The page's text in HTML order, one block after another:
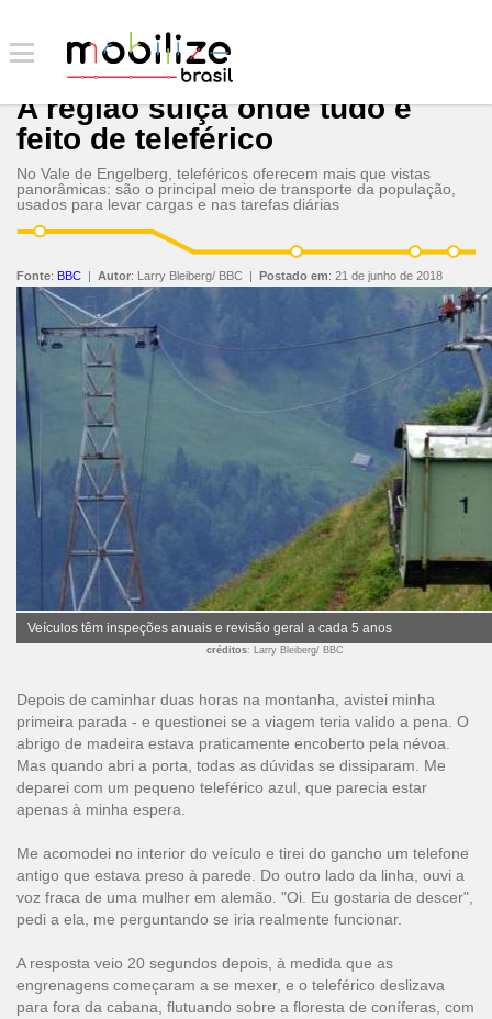
A região suíça onde tudo é
feito de teleférico
No Vale de Engelberg, teleféricos oferecem mais que vistas
panorâmicas: são o principal meio de transporte da população,
usados para levar cargas e nas tarefas diárias
Fonte: BBC | Autor: Larry Bleiberg/ BBC | Postado em: 21 de junho de 2018
Veículos têm inspeções anuais e revisão geral a cada 5 anos
créditos: Larry Bleiberg/ BBC
Depois de caminhar duas horas na montanha, avistei minha
primeira parada - e questionei se a viagem teria valido a pena. O
abrigo de madeira estava praticamente encoberto pela névoa.
Mas quando abri a porta, todas as dúvidas se dissiparam. Me
deparei com um pequeno teleférico azul, que parecia estar
apenas à minha espera.
Me acomodei no interior do veículo e tirei do gancho um telefone
antigo que estava preso à parede. Do outro lado da linha, ouvi a
voz fraca de uma mulher em alemão. "Oi. Eu gostaria de descer",
pedi a ela, me perguntando se iria realmente funcionar.
A resposta veio 20 segundos depois, à medida que as
engrenagens começaram a se mexer, e o teleférico deslizava
para fora da cabana, flutuando sobre a floresta de coníferas, com